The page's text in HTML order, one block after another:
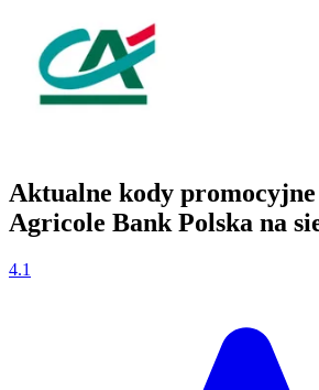
Aktualne kody
Agricole Bank Polska na
4.1